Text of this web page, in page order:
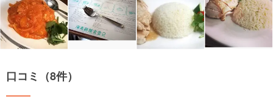
口コミ（8件）